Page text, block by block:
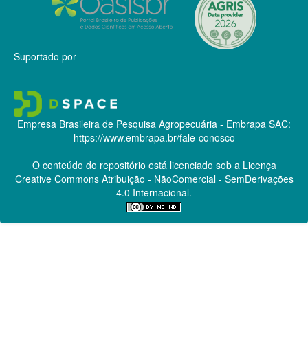
Suportado por
Empresa Brasileira de Pesquisa Agropecuária - Embrapa SAC:
https://www.embrapa.br/fale-conosco
O conteúdo do repositório está licenciado sob a Licença
Creative CommonsAtribuição - NãoComercial - SemDerivações
4.0 Internacional.